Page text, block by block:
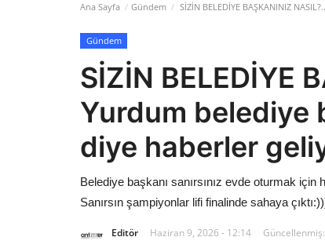
Ana Sayfa Gündem SİZİN BELEDİYE BAŞKANINIZ
Gündem
SİZİN BELEDİYE
Yurdum belediye
diye haberler
Belediye başkanı sanırsınız evde oturmak
Sanırsın şampiyonlar lifi finalinde sahaya
Editör Haziran 9, 2026 - 12:14